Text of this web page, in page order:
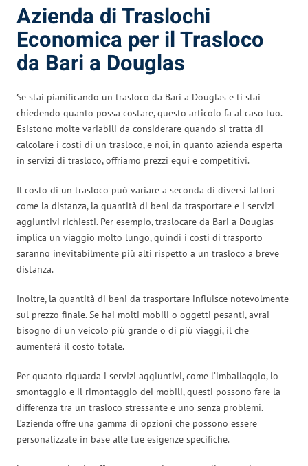
Azienda di Traslochi
Economica per il Trasloco
da Bari a Douglas
Se stai pianificando un trasloco da Bari a Douglas e ti stai
chiedendo quanto possa costare, questo articolo fa al caso tuo.
Esistono molte variabili da considerare quando si tratta di
calcolare i costi di un trasloco, e noi, in quanto azienda esperta
in servizi di trasloco, offriamo prezzi equi e competitivi.
Il costo di un trasloco può variare a seconda di diversi fattori
come la distanza, la quantità di beni da trasportare e i servizi
aggiuntivi richiesti. Per esempio, traslocare da Bari a Douglas
implica un viaggio molto lungo, quindi i costi di trasporto
saranno inevitabilmente più alti rispetto a un trasloco a breve
distanza.
Inoltre, la quantità di beni da trasportare influisce notevolmente
sul prezzo finale. Se hai molti mobili o oggetti pesanti, avrai
bisogno di un veicolo più grande o di più viaggi, il che
aumenterà il costo totale.
Per quanto riguarda i servizi aggiuntivi, come l’imballaggio, lo
smontaggio e il rimontaggio dei mobili, questi possono fare la
differenza tra un trasloco stressante e uno senza problemi.
L’azienda offre una gamma di opzioni che possono essere
personalizzate in base alle tue esigenze specifiche.